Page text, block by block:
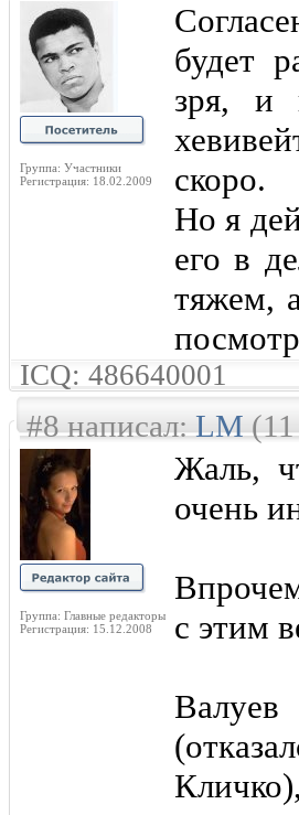
Группа: Участники
Регистрация: 18.02.2009
будет
зря, и
скоро.
Но я
его в
тяжем,
ICQ: 486640001
#8 написал:LM(11
Группа: Главные редакторы
Регистрация: 15.12.2008
Жаль,
очень
с этим